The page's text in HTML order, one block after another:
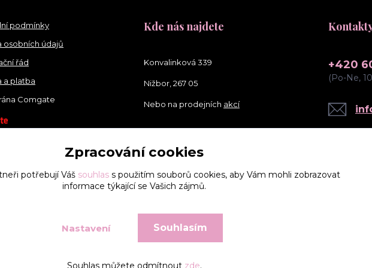
podmínky
osobních údajů
řád
a platba
Comgate
Kde nás najdete
Konvalinková 339
Nižbor, 267 05
Nebo na prodejních akcí
+420
(Po-Ne,
Zpracování cookies
potřebují Váš souhlass použitím souborů cookies, aby Vám mohli zobrazovat
informace týkající se Vašich zájmů.
Nastavení Souhlasím
Souhlas můžete odmítnout zde.